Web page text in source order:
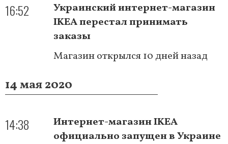
16:52
Украинский интернет-магазин
IKEA перестал принимать
заказы
Магазин открылся 10 дней назад
14 мая 2020
14:38
Интернет-магазин IKEA
официально запущен в Украине